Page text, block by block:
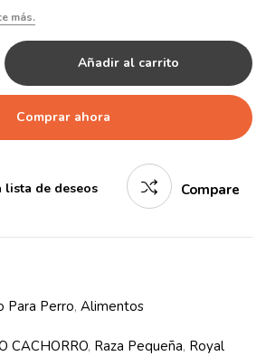
Añadir al carrito
Comprar ahora
lista de deseos Compare
Para Perro, Alimentos
CACHORRO, Raza Pequeña, Royal